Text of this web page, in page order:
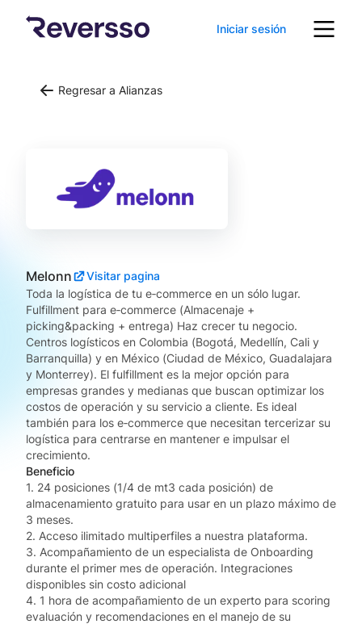
Iniciar sesión
Regresar a Alianzas
Melonn
Visitar pagina
Toda la logística de tu e‑commerce en un sólo lugar.
Fulfillment para e‑commerce (Almacenaje +
picking&packing + entrega) Haz crecer tu negocio.
Centros logísticos en Colombia (Bogotá, Medellín, Cali y
Barranquilla) y en México (Ciudad de México, Guadalajara
y Monterrey). El fulfillment es la mejor opción para
empresas grandes y medianas que buscan optimizar los
costos de operación y su servicio a cliente. Es ideal
también para los e‑commerce que necesitan tercerizar su
logística para centrarse en mantener e impulsar el
crecimiento.
Beneficio
1. 24 posiciones (1/4 de mt3 cada posición) de
almacenamiento gratuito para usar en un plazo máximo de
3 meses.
2. Acceso ilimitado multiperfiles a nuestra plataforma.
3. Acompañamiento de un especialista de Onboarding
durante el primer mes de operación. Integraciones
disponibles sin costo adicional
4. 1 hora de acompañamiento de un experto para scoring
evaluación y recomendaciones en el manejo de su